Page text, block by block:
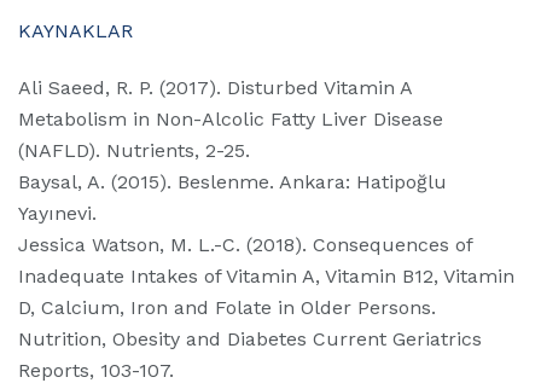
KAYNAKLAR
Ali Saeed, R. P. (2017). Disturbed Vitamin A
Metabolism in Non-Alcolic Fatty Liver Disease
(NAFLD). Nutrients, 2-25.
Baysal, A. (2015). Beslenme. Ankara: Hatipoğlu
Yayınevi.
Jessica Watson, M. L.-C. (2018). Consequences of
Inadequate Intakes of Vitamin A, Vitamin B12, Vitamin
D, Calcium, Iron and Folate in Older Persons.
Nutrition, Obesity and Diabetes Current Geriatrics
Reports, 103-107.